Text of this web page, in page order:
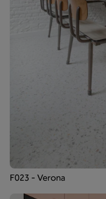
F023 - Verona